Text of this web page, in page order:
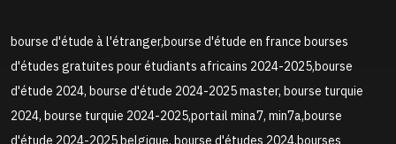
bourse d'étude à l'étranger,bourse d'étude en france bourses
d'études gratuites pour étudiants africains 2024-2025,bourse
d'étude 2024, bourse d'étude 2024-2025 master, bourse turquie
2024, bourse turquie 2024-2025,portail mina7, min7a,bourse